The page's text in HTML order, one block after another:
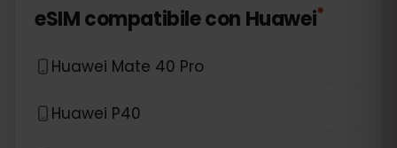
eSIM compatibile con Huawei*
Huawei Mate 40 Pro
Huawei P40